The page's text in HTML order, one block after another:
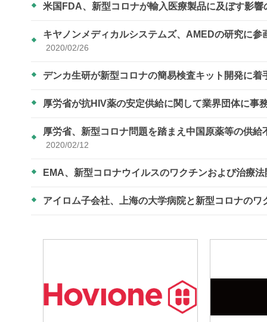
米国FDA、新型コロナが輸入医療製品に及ぼす影
キヤノンメディカルシステムズ、AMEDの研究に
2020/02/26
デンカ生研が新型コロナの簡易検査キット開発に着
厚労省が抗HIV薬の安定供給に関して業界団体に
厚労省、新型コロナ問題を踏まえ中国原薬等の供
2020/02/12
EMA、新型コロナウイルスのワクチンおよび治療
アイロム子会社、上海の大学病院と新型コロナの